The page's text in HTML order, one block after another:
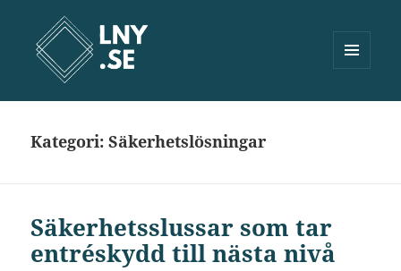
WIDGETS
Kategori:Säkerhetslösningar
Säkerhetsslussar som tar
entréskydd till nästa nivå